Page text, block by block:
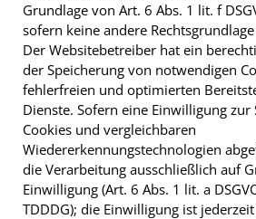
Grundlage von Art. 6 Abs. 1 lit. f
sofern keine andere
Der Websitebetreiber hat ein
der Speicherung von notwendigen
fehlerfreien und optimierten
Dienste. Sofern eine Einwilligung zur
Cookies und vergleichbaren
Wiedererkennungstechnologien
die Verarbeitung ausschließlich auf
Einwilligung (Art. 6 Abs. 1 lit. a
TDDDG); die Einwilligung ist